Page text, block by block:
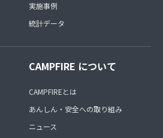
実施事例
統計データ
CAMPFIRE について
CAMPFIREとは
あんしん・安全への取り組み
ニュース